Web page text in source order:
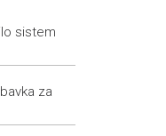
of BiH
sistem
za